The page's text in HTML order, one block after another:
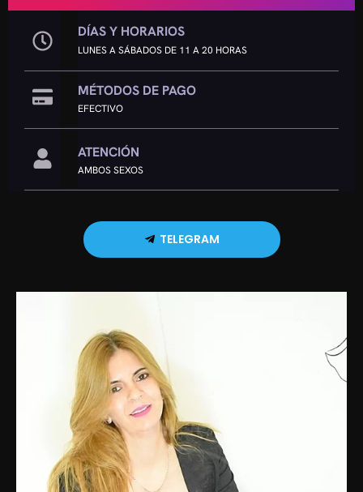
DÍAS Y HORARIOS
LUNES A SÁBADOS DE 11 A 20 HORAS
MÉTODOS DE PAGO
EFECTIVO
ATENCIÓN
AMBOS SEXOS
TELEGRAM